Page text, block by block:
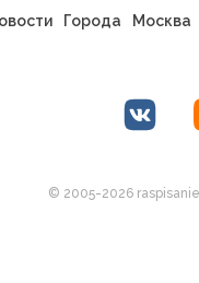
Города Москва
© 2005-2026